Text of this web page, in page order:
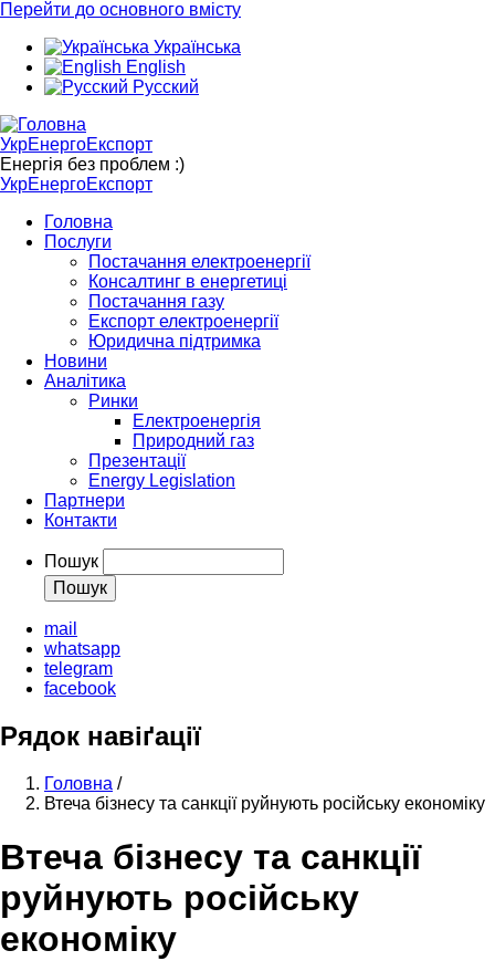
Перейти до основного вмісту
Українська
English
Русский
УкрЕнергоЕкспорт
Енергія без проблем :)
УкрЕнергоЕкспорт
Головна
Послуги
Постачання електроенергії
Консалтинг в енергетиці
Постачання газу
Експорт електроенергії
Юридична підтримка
Новини
Аналітика
Ринки
Електроенергія
Природний газ
Презентації
Energy Legislation
Партнери
Контакти
Пошук
mail
whatsapp
telegram
facebook
Рядок навіґації
Головна /
Втеча бізнесу та санкції руйнують російську економіку
Втеча бізнесу та санкції
руйнують російську
економіку